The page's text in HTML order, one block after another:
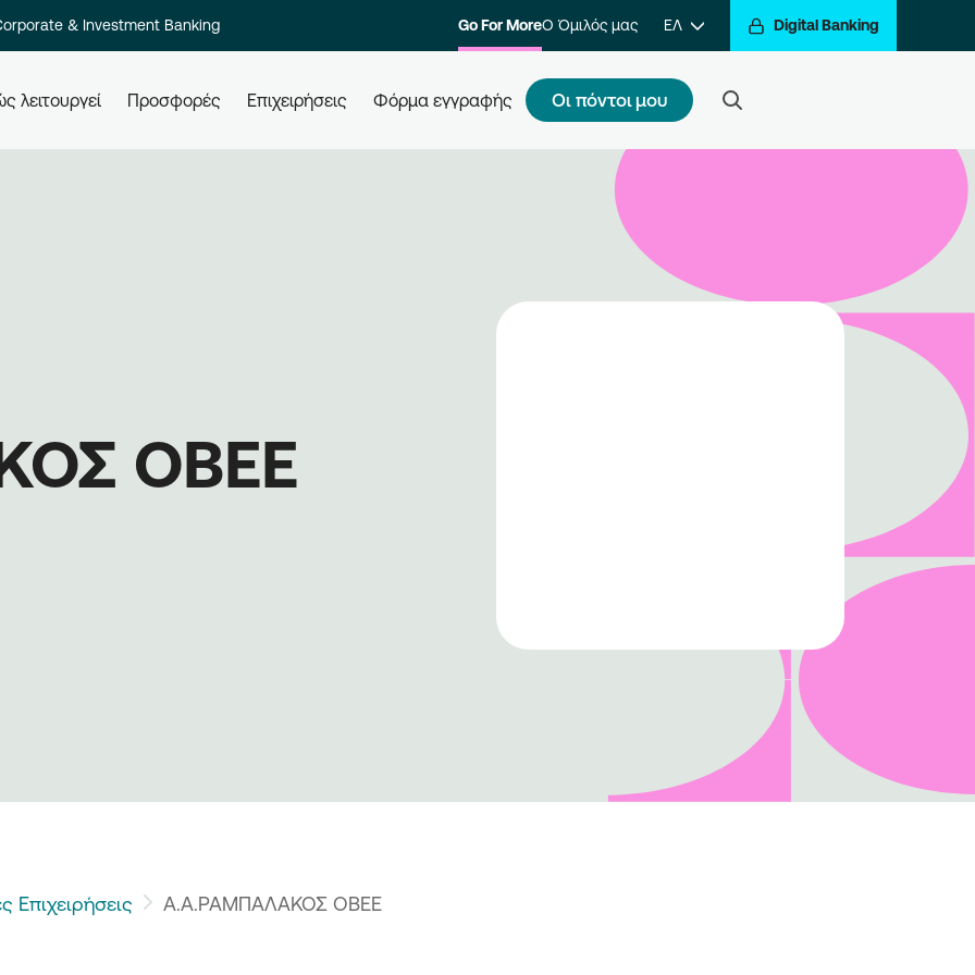
& Investment Banking Go For MoreΟ Όμιλός μας ΕΛ Digital Banking
λειτουργεί
Πώς κάνω εγγραφή
Ελάτε ένα βήμα πιο κοντά στην
επιβράβευση των συναλλαγών σας.
Εγγραφείτε στο πρόγραμμα και να
επιβράβευσης του Go For More.
Προσφορές Επιχειρήσεις Φόρμα εγγραφής Οι πόντοι μου
ΟΒΕΕ
Επιχειρήσεις Α.Α.ΡΑΜΠΑΛΑΚΟΣ ΟΒΕΕ